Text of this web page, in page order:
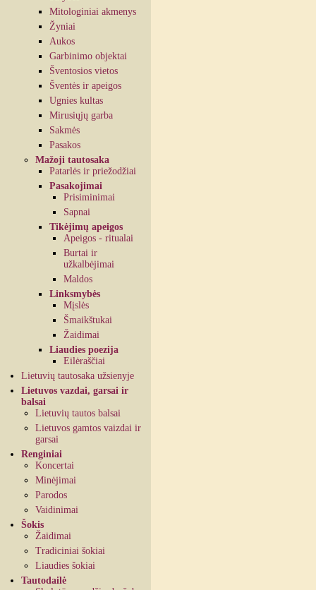
Mitologiniai akmenys
Žyniai
Aukos
Garbinimo objektai
Šventosios vietos
Šventės ir apeigos
Ugnies kultas
Mirusiųjų garba
Sakmės
Pasakos
Mažoji tautosaka
Patarlės ir priežodžiai
Pasakojimai
Prisiminimai
Sapnai
Tikėjimų apeigos
Apeigos - ritualai
Burtai ir
užkalbėjimai
Maldos
Linksmybės
Mįslės
Šmaikštukai
Žaidimai
Liaudies poezija
Eilėraščiai
Lietuvių tautosaka užsienyje
Lietuvos vazdai, garsai ir
balsai
Lietuvių tautos balsai
Lietuvos gamtos vaizdai ir
garsai
Renginiai
Koncertai
Minėjimai
Parodos
Vaidinimai
Šokis
Žaidimai
Tradiciniai šokiai
Liaudies šokiai
Tautodailė